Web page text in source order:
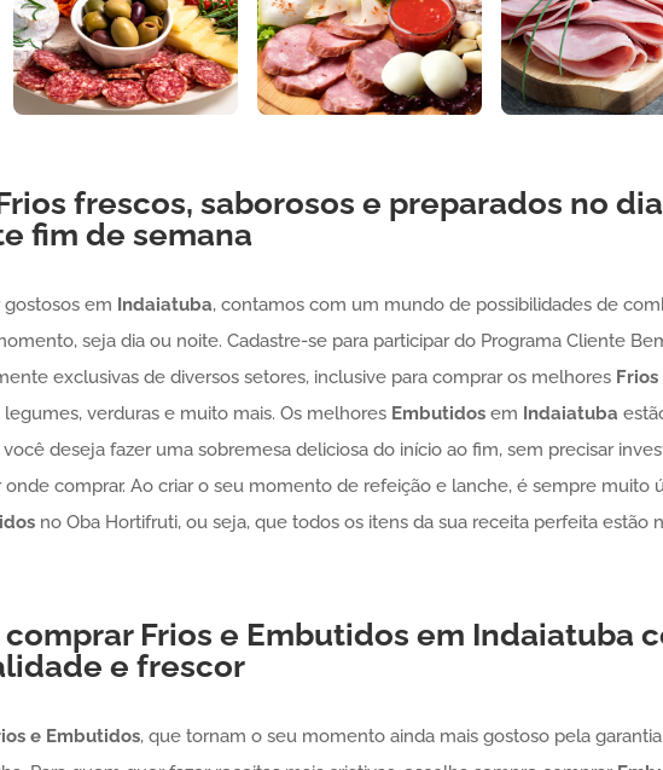
frescos, saborosos e preparados no
fim de semana
em Indaiatuba, contamos com um mundo de possibilidades de
seja dia ou noite. Cadastre-se para participar do Programa Cliente
exclusivas de diversos setores, inclusive para comprar os melhores Frios
legumes, verduras e muito mais. Os melhores Embutidosem Indaiatuba
deseja fazer uma sobremesa deliciosa do início ao fim, sem precisar
comprar. Ao criar o seu momento de refeição e lanche, é sempre muito
no Oba Hortifruti, ou seja, que todos os itens da sua receita perfeita estão
comprar Frios e Embutidos em Indaiatuba
e frescor
e Embutidos, que tornam o seu momento ainda mais gostoso pela